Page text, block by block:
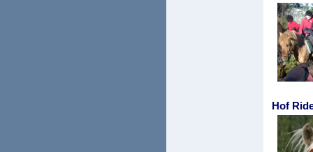
Hof